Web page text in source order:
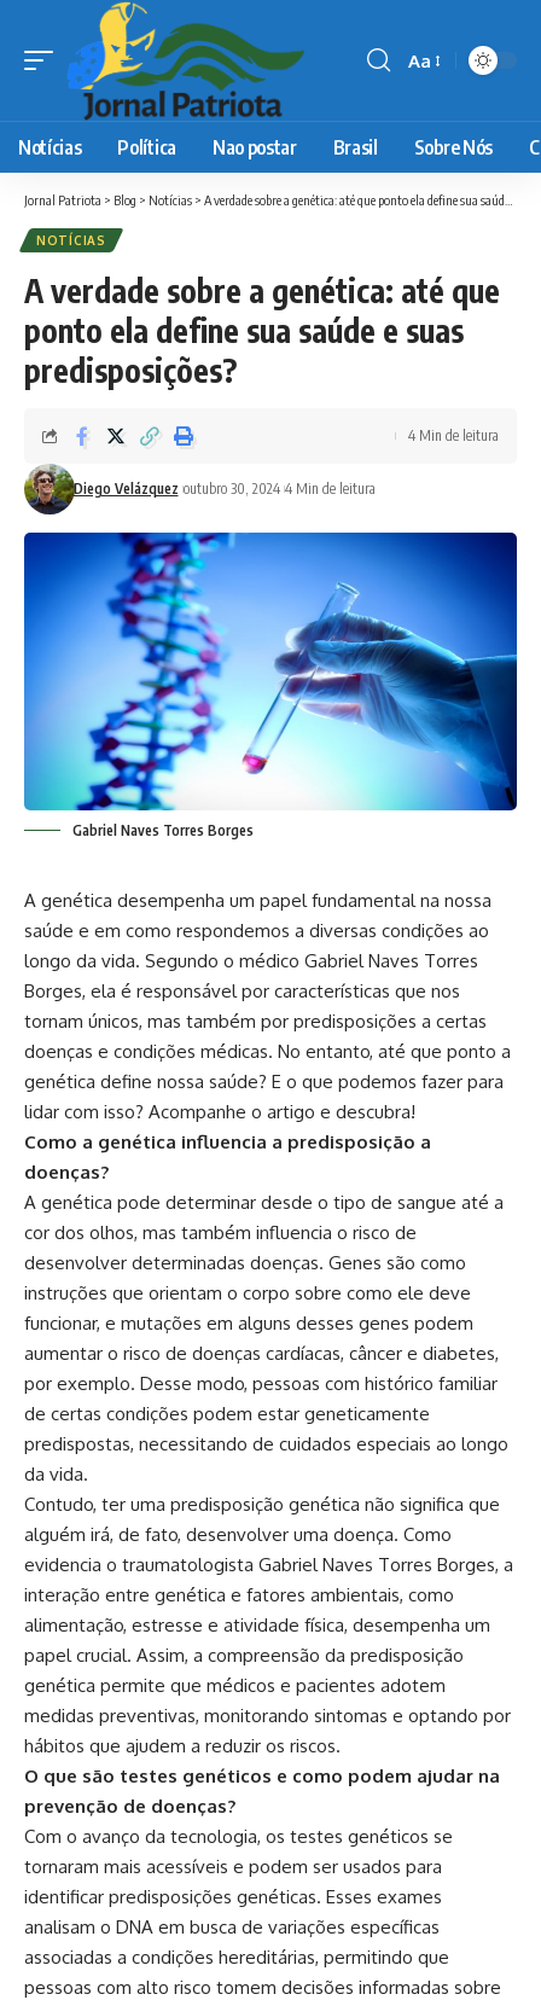
Font
Aa
Notícias Política Nao postar Brasil Sobre Nós
Jornal Patriota > Blog > Notícias > A verdade sobre a genética: até que ponto ela define sua saúde e suas predisposições?
NOTÍCIAS
A verdade sobre a genética: até que
ponto ela define sua saúde e suas
predisposições?
Diego Velázquez outubro 30, 2024 4 Min de leitura
4 Min de leitura
Gabriel Naves Torres Borges
A genética desempenha um papel fundamental na nossa
saúde e em como respondemos a diversas condições ao
longo da vida. Segundo o médico Gabriel Naves Torres
Borges, ela é responsável por características que nos
tornam únicos, mas também por predisposições a certas
doenças e condições médicas. No entanto, até que ponto a
genética define nossa saúde? E o que podemos fazer para
lidar com isso? Acompanhe o artigo e descubra!
Como a genética influencia a predisposição a
doenças?
A genética pode determinar desde o tipo de sangue até a
cor dos olhos, mas também influencia o risco de
desenvolver determinadas doenças. Genes são como
instruções que orientam o corpo sobre como ele deve
funcionar, e mutações em alguns desses genes podem
aumentar o risco de doenças cardíacas, câncer e diabetes,
por exemplo. Desse modo, pessoas com histórico familiar
de certas condições podem estar geneticamente
predispostas, necessitando de cuidados especiais ao longo
da vida.
Contudo, ter uma predisposição genética não significa que
alguém irá, de fato, desenvolver uma doença. Como
evidencia o traumatologista Gabriel Naves Torres Borges, a
interação entre genética e fatores ambientais, como
alimentação, estresse e atividade física, desempenha um
papel crucial. Assim, a compreensão da predisposição
genética permite que médicos e pacientes adotem
medidas preventivas, monitorando sintomas e optando por
hábitos que ajudem a reduzir os riscos.
O que são testes genéticos e como podem ajudar na
prevenção de doenças?
Com o avanço da tecnologia, os testes genéticos se
tornaram mais acessíveis e podem ser usados para
identificar predisposições genéticas. Esses exames
analisam o DNA em busca de variações específicas
associadas a condições hereditárias, permitindo que
pessoas com alto risco tomem decisões informadas sobre